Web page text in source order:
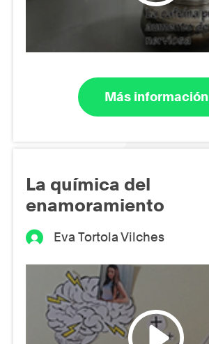
Más información
La química del
enamoramiento
Eva Tortola Vilches